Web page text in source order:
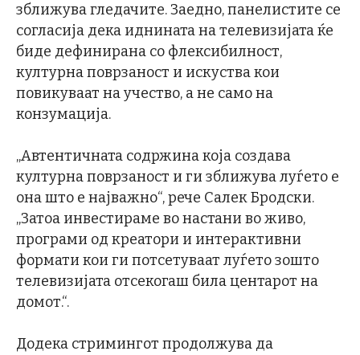
зближува гледачите. Заедно, панелистите се
согласија дека иднината на телевизијата ќе
биде дефинирана со флексибилност,
културна поврзаност и искуства кои
повикуваат на учество, а не само на
конзумација.
„Автентичната содржина која создава
културна поврзаност и ги зближува луѓето е
она што е најважно“, рече Салек Бродски.
„Затоа инвестираме во настани во живо,
програми од креатори и интерактивни
формати кои ги потсетуваат луѓето зошто
телевизијата отсекогаш била центарот на
домот.“.
Додека стримингот продолжува да